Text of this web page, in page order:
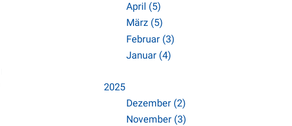
April (5)
März (5)
Februar (3)
Januar (4)
2025
Dezember (2)
November (3)